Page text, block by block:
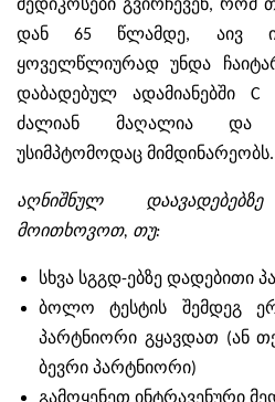
მედიკოსები გვირჩევენ, რომ
დან 65 წლამდე, აივ
ყოველწლიურად უნდა
დაბადებულ ადამიანებში C
ძალიან მაღალია და
უსიმპტომოდაც მიმდინარეობს.
აღნიშნულ
მოითხოვოთ, თუ:
სხვა სგგდ-ებზე დადებითი
ბოლო ტესტის შემდეგ
პარტნიორი გყავდათ (ან
ბევრი პარტნიორი)
გამოყენეთ ინტრავენური